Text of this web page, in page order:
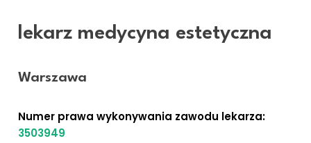
lekarz medycyna estetyczna
Warszawa
Numer prawa wykonywania zawodu lekarza:
3503949